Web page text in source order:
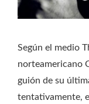
Según el medio
norteamericano
guión de su
tentativamente,